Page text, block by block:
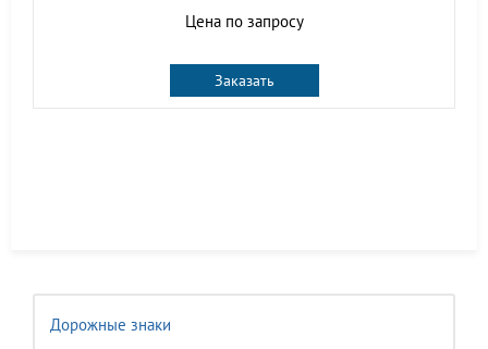
Дорожные знаки
Цена по запросу
Заказать